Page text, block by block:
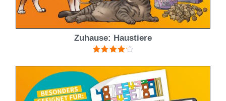
Zuhause: Haustiere
mit4.25